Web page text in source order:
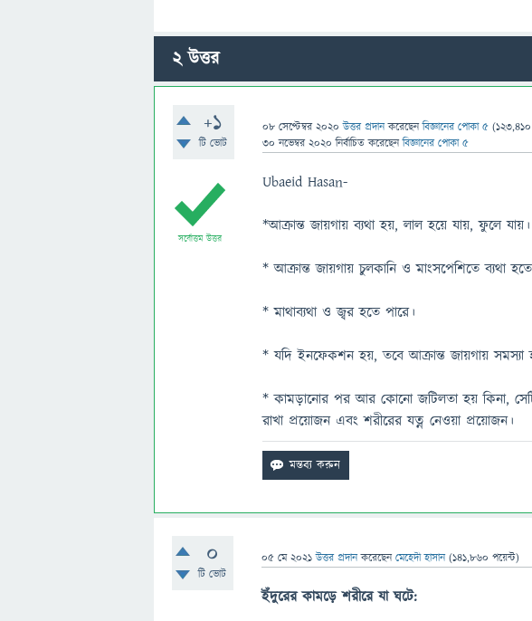
2উত্তর
+1
টি ভোট
08 সেপ্টেম্বর 2020 উত্তর প্রদান করেছেনবিজ্ঞানের পোকা ৫ (123,410
30 নভেম্বর 2020 নির্বাচিত করেছেনবিজ্ঞানের পোকা ৫
সর্বোত্তম উত্তর
Ubaeid Hasan-
*আক্রান্ত জায়গায় ব্যথা হয়, লাল হয়ে যায়, ফুলে যায়।
* আক্রান্ত জায়গায় চুলকানি ও মাংসপেশিতে ব্যথা
* মাথাব্যথা ও জ্বর হতে পারে।
* যদি ইনফেকশন হয়, তবে আক্রান্ত জায়গায় সমস্যা
* কামড়ানোর পর আর কোনো জটিলতা হয় কিনা,
রাখা প্রয়োজন এবং শরীরের যত্ন নেওয়া প্রয়োজন।
0
টি ভোট
05 মে 2021 উত্তর প্রদান করেছেনমেহেদী হাসান (141,860 পয়েন্ট)
ইঁদুরের কামড়ে শরীরে যা ঘটে: